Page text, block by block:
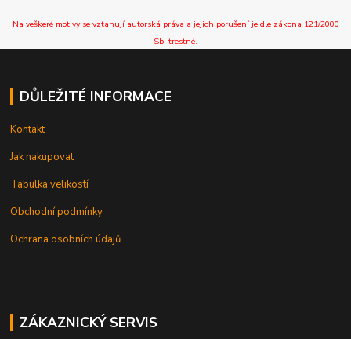
Na veškeré motivy se vztahují autorská práva a jejich porušení je dle zákona 121/2000
Sb. trestné.
DŮLEŽITÉ INFORMACE
Kontakt
Jak nakupovat
Tabulka velikostí
Obchodní podmínky
Ochrana osobních údajů
ZÁKAZNICKÝ SERVIS